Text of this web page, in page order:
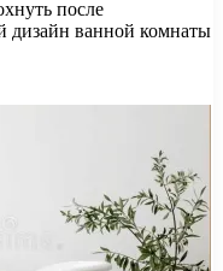
после
дизайн ванной комнаты